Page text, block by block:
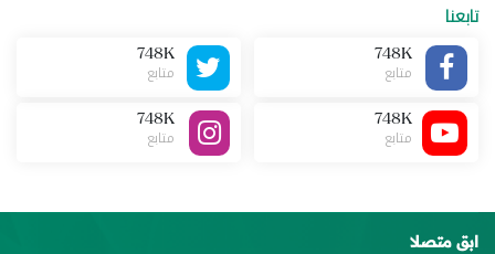
تابعنا
748K
متابع
748K
متابع
748K
متابع
748K
متابع
ابق متصلا